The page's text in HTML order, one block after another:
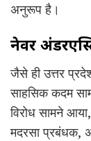
अनुरूप है।
नेवर
जैसे ही उत्तर
साहसिक कदम
विरोध सामने
मदरसा प्रबंधक,